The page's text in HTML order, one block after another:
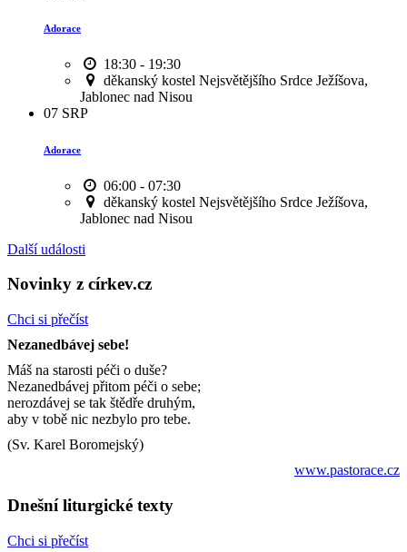
Adorace
18:30 - 19:30
děkanský kostel Nejsvětějšího Srdce Ježíšova,
Jablonec nad Nisou
07 SRP
Adorace
06:00 - 07:30
děkanský kostel Nejsvětějšího Srdce Ježíšova,
Jablonec nad Nisou
Další události
Novinky z církev.cz
Chci si přečíst
Nezanedbávej sebe!
Máš na starosti péči o duše?
Nezanedbávej přitom péči o sebe;
nerozdávej se tak štědře druhým,
aby v tobě nic nezbylo pro tebe.
(Sv. Karel Boromejský)
www.pastorace.cz
Dnešní liturgické texty
Chci si přečíst